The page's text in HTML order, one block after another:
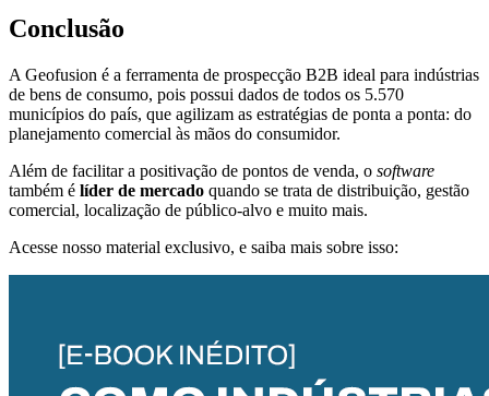
Conclusão
A Geofusion é a ferramenta de prospecção B2B ideal para indústrias
de bens de consumo, pois possui dados de todos os 5.570
municípios do país, que agilizam as estratégias de ponta a ponta: do
planejamento comercial às mãos do consumidor.
Além de facilitar a positivação de pontos de venda, o software
também é líder de mercado quando se trata de distribuição, gestão
comercial, localização de público-alvo e muito mais.
Acesse nosso material exclusivo, e saiba mais sobre isso: